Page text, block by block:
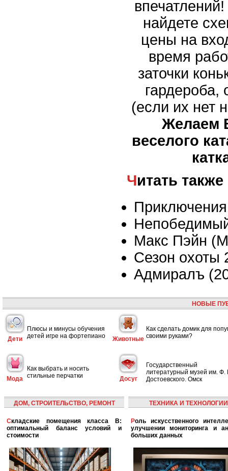
найдете
цены на
время
заточки
(если их нет
Желаем
веселого
Читать также
Макс Пэйн
Сезон охоты
Адмиралъ
НОВЫЕ
Дети
Плюсы и минусы обучения
детей игре на фортепиано
Животные
Как сделать домик для
своими руками?
Мода
Как выбрать и носить
стильные перчатки
Досуг
Государственный
литературный музей им. Ф.
Достоевского. Омск
ДОМ, СТРОИТЕЛЬСТВО, РЕМОНТ
Складские помещения класса B:
оптимальный баланс условий и
стоимости
ТЕХНИКА И ТЕХНОЛОГИИ
Роль искусственного интеллекта в
улучшении мониторинга и
больших данных